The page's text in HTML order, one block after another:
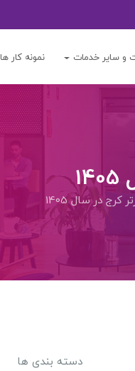
و سایر خدمات نمونه کار ها
دسته بندی ها